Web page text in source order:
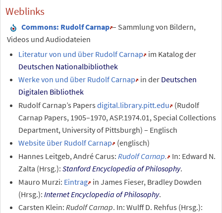
Weblinks
Commons: Rudolf Carnap – Sammlung von Bildern,
Videos und Audiodateien
Literatur von und über Rudolf Carnap im Katalog der
Deutschen Nationalbibliothek
Werke von und über Rudolf Carnap in der Deutschen
Digitalen Bibliothek
Rudolf Carnap’s Papers digital.library.pitt.edu (Rudolf
Carnap Papers, 1905–1970, ASP.1974.01, Special Collections
Department, University of Pittsburgh) – Englisch
Website über Rudolf Carnap (englisch)
Hannes Leitgeb, André Carus: Rudolf Carnap.
In: Edward N.
Zalta (Hrsg.): Stanford Encyclopedia of Philosophy.
Mauro Murzi: Eintrag in James Fieser, Bradley Dowden
(Hrsg.): Internet Encyclopedia of Philosophy.
Carsten Klein: Rudolf Carnap. In: Wulff D. Rehfus (Hrsg.):